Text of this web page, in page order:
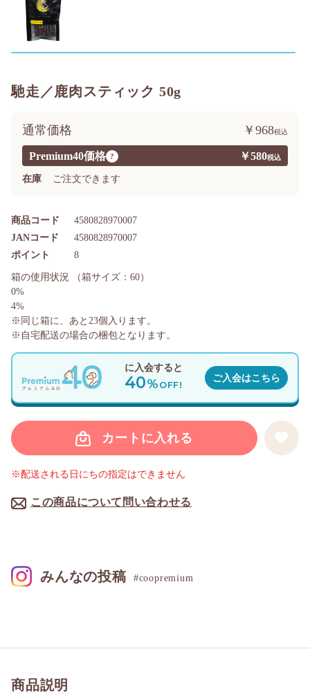
馳走／鹿肉スティック 50g
Premium40価格 ? ￥580
通常価格 ￥968
在庫 ご注文できます
商品コード 4580828970007
ポイント 8
JANコード 4580828970007
カートに入れる
この商品について問い合わせる
※配送される日にちの指定はできません
に入会すると
40%OFF!
ご入会はこちら
箱の使用状況
（箱サイズ：60）
0%
4%
※同じ箱に、あと 23個入ります。
※自宅配送の場合の梱包となります。
商品説明
みんなの投稿 #coopremium